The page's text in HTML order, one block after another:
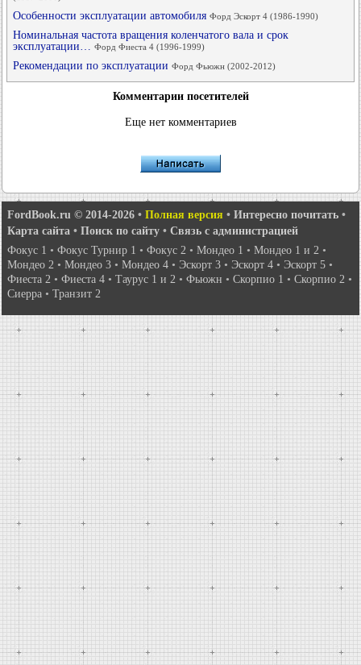
Особенности эксплуатации автомобиля Форд Эскорт 4 (1986-1990)
Номинальная частота вращения коленчатого вала и срок
эксплуатации… Форд Фиеста 4 (1996-1999)
Рекомендации по эксплуатации Форд Фьюжн (2002-2012)
Комментарии посетителей
Еще нет комментариев
FordBook.ru © 2014-2026 • Полная версия • Интересно почитать •
Карта сайта • Поиск по сайту • Связь с администрацией
Фокус 1 • Фокус Турнир 1 • Фокус 2 • Мондео 1 • Мондео 1 и 2 •
Мондео 2 • Мондео 3 • Мондео 4 • Эскорт 3 • Эскорт 4 • Эскорт 5 •
Фиеста 2 • Фиеста 4 • Таурус 1 и 2 • Фьюжн • Скорпио 1 • Скорпио 2 •
Сиерра • Транзит 2